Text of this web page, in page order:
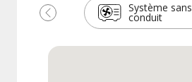
Système sans
conduit
Previous